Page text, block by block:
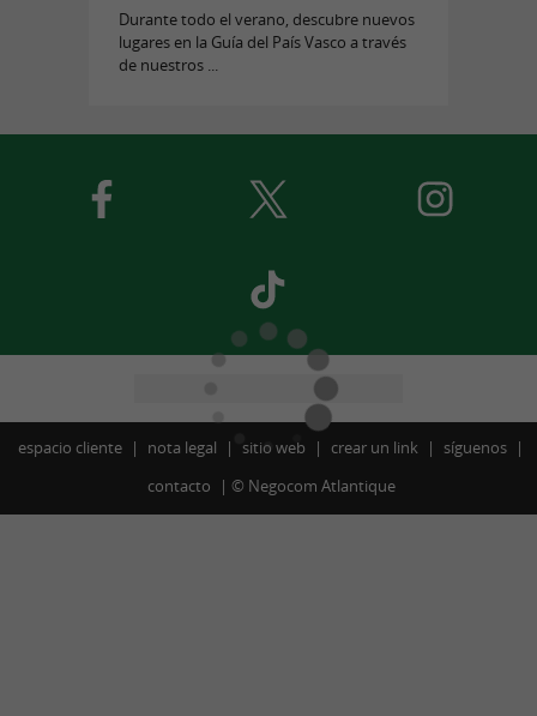
Durante todo el verano, descubre nuevos
lugares en la Guía del País Vasco a través
de nuestros ...
espacio cliente nota legal sitio web crear un link
síguenos
contacto
© Negocom Atlantique